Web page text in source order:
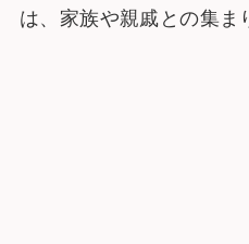
は、家族や親戚との集ま